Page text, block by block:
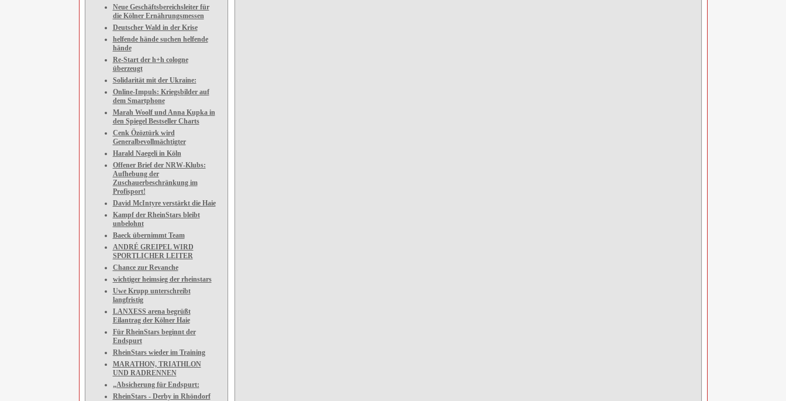
Neue Geschäftsbereichsleiter für
die Kölner Ernährungsmessen
Deutscher Wald in der Krise
helfende hände suchen helfende
hände
Re-Start der h+h cologne
überzeugt
Solidarität mit der Ukraine:
Online-Impuls: Kriegsbilder auf
dem Smartphone
Marah Woolf und Anna Kupka in
den Spiegel Bestseller Charts
Cenk Özöztürk wird
Generalbevollmächtigter
Harald Naegeli in Köln
Offener Brief der NRW-Klubs:
Aufhebung der
Zuschauerbeschränkung im
Profisport!
David McIntyre verstärkt die Haie
Kampf der RheinStars bleibt
unbelohnt
Baeck übernimmt Team
ANDRÉ GREIPEL WIRD
SPORTLICHER LEITER
Chance zur Revanche
wichtiger heimsieg der rheinstars
Uwe Krupp unterschreibt
langfristig
LANXESS arena begrüßt
Eilantrag der Kölner Haie
Für RheinStars beginnt der
Endspurt
RheinStars wieder im Training
MARATHON, TRIATHLON
UND RADRENNEN
„Absicherung für Endspurt:
RheinStars - Derby in Rhöndorf